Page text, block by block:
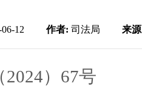
12 作者: 司法局 来
）67号